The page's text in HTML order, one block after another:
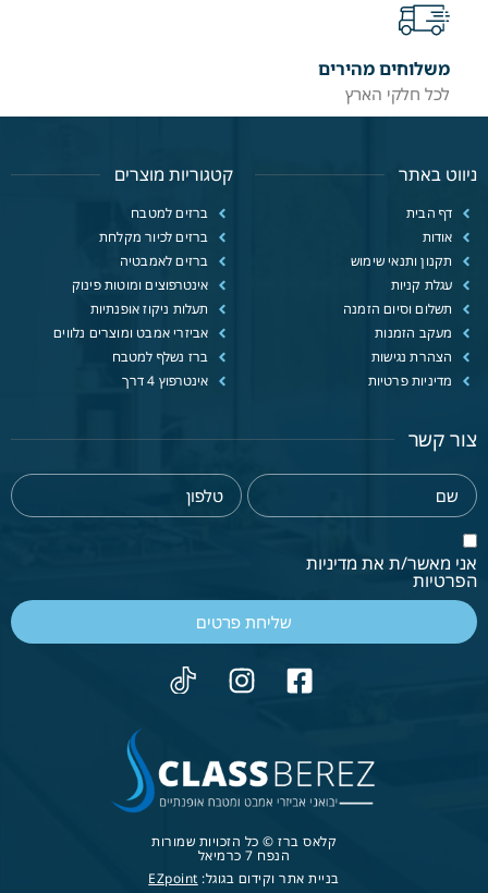
משלוחים מהירים
לכל חלקי הארץ
ניווט באתר
דף הבית
אודות
תקנון ותנאי שימוש
עגלת קניות
תשלום וסיום הזמנה
מעקב הזמנות
הצהרת נגישות
מדיניות פרטיות
קטגוריות מוצרים
ברזים למטבח
ברזים לכיור מקלחת
ברזים לאמבטיה
אינטרפוצים ומוטות פינוק
תעלות ניקוז אופנתיות
אביזרי אמבט ומוצרים נלווים
ברז נשלף למטבח
אינטרפוץ 4 דרך
צור קשר
אני מאשר/ת את מדיניות
הפרטיות
שליחת פרטים
קלאס ברז © כל הזכויות שמורות
הנפח 7 כרמיאל
בניית אתר וקידום בגוגל: EZpoint